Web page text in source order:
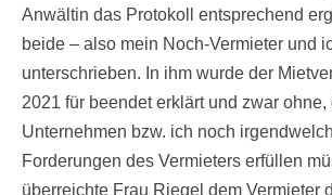
Anwältin das Protokoll entsprechend
beide – also mein Noch-Vermieter und
unterschrieben. In ihm wurde der
2021 für beendet erklärt und zwar ohne,
Unternehmen bzw. ich noch
Forderungen des Vermieters erfüllen
überreichte Frau Riegel dem Vermieter